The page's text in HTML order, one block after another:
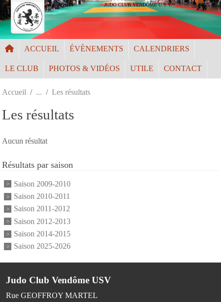
JUDO CLUB VENDÔME U.S.V.
ACCUEIL ÉVÈNEMENTS CALENDRIERS
LE CLUB PHOTOS & VIDÉOS UTILE CONTACT
Accueil Les résultats
Les résultats
Aucun résultat
Résultats par saison
Saison 2009-2010
Saison 2010-2011
Saison 2011-2012
Saison 2012-2013
Saison 2014-2015
Saison 2025-2026
Judo Club Vendôme USV
Rue GEOFFROY MARTEL
Panneau de gestion des cookies